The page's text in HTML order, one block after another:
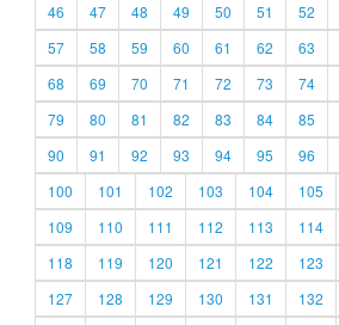
46
47 48 49 50 51 52
57
58 59 60 61 62 63
68
69 70 71 72 73 74
79
80 81 82 83 84 85
90
91 92 93 94 95 96
100
101 102 103 104 105
109
110 111 112 113 114
118
119 120 121 122 123
127
128 129 130 131 132